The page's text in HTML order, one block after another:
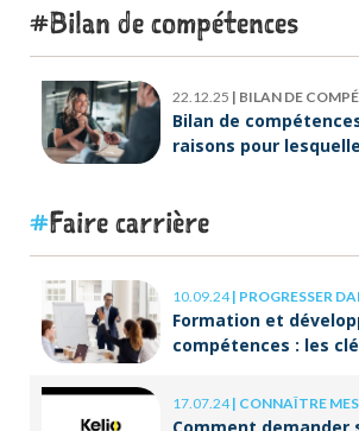
Bilan de compétences
22.12.25 | BILAN DE
Bilan de
raisons pour
Faire carrière
10.09.24| PROGRESSER
Formation et
compétences : les
17.07.24| CONNAÎTRE
Comment demander